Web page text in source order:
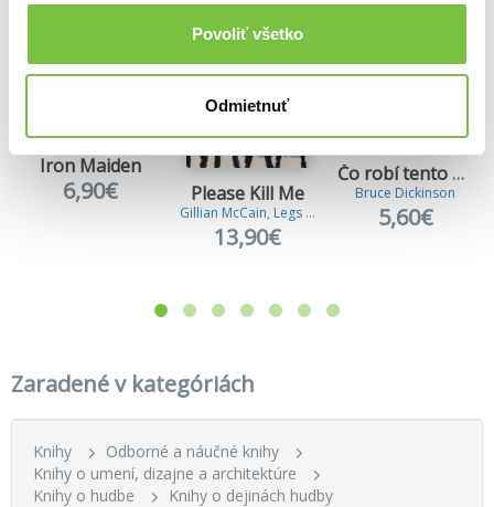
Povoliť všetko
Odmietnuť
Iron Maiden
6,90€ Please Kill Me
Gillian McCain, Legs McNeil
13,90€
Čo robí tento gombík?
Bruce Dickinson
5,60€
Zaradené v kategóriách
Knihy
Odborné a náučné knihy
Knihy o umení, dizajne a architektúre
Knihy o hudbe
Knihy o dejinách hudby